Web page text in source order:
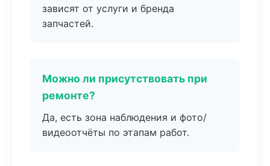
зависят от услуги и бренда
запчастей.
Можно ли присутствовать при
ремонте?
Да, есть зона наблюдения и фото/
видеоотчёты по этапам работ.